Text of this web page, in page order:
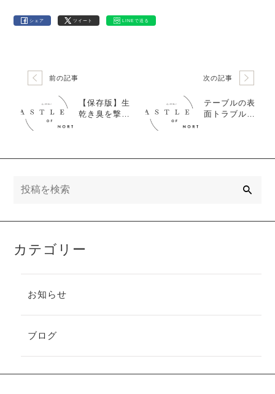
シェア ツイート LINEで送る
前の記事
【保存版】生
乾き臭を撃退
次の記事
テーブルの表
面トラブル？
方法
カテゴリー
お知らせ
ブログ